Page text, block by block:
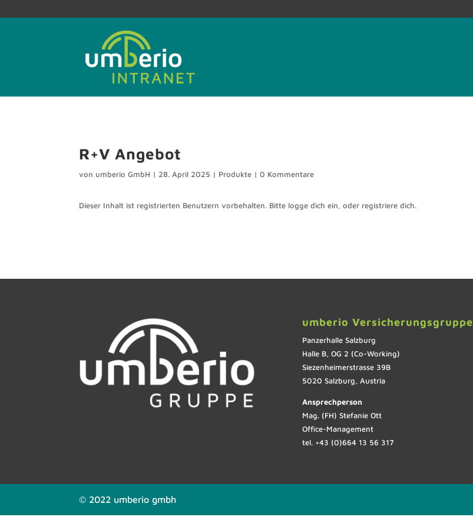
R+V Angebot
von umberio GmbH | 28. April 2025 | Produkte |0 Kommentare
Dieser Inhalt ist registrierten Benutzern vorbehalten. Bitte logge dich ein, oder registriere dich.
umberio Versicherungsgruppe
Panzerhalle Salzburg
Halle B, OG 2 (Co-Working)
Siezenheimerstrasse 39B
5020 Salzburg, Austria
Ansprechperson
Mag. (FH) Stefanie Ott
Office-Management
tel. +43 (0)664 13 56 317
© 2022 umberio gmbh